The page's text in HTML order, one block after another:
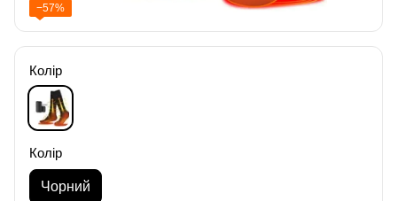
−57%
Колір
Колір
Чорний